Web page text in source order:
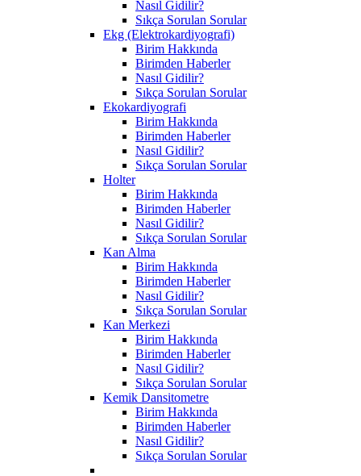
Nasıl Gidilir?
Sıkça Sorulan Sorular
Ekg (Elektrokardiyografi)
Birim Hakkında
Birimden Haberler
Nasıl Gidilir?
Sıkça Sorulan Sorular
Ekokardiyografi
Birim Hakkında
Birimden Haberler
Nasıl Gidilir?
Sıkça Sorulan Sorular
Holter
Birim Hakkında
Birimden Haberler
Nasıl Gidilir?
Sıkça Sorulan Sorular
Kan Alma
Birim Hakkında
Birimden Haberler
Nasıl Gidilir?
Sıkça Sorulan Sorular
Kan Merkezi
Birim Hakkında
Birimden Haberler
Nasıl Gidilir?
Sıkça Sorulan Sorular
Kemik Dansitometre
Birim Hakkında
Birimden Haberler
Nasıl Gidilir?
Sıkça Sorulan Sorular